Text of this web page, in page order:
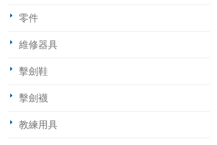
零件
維修器具
擊劍鞋
擊劍襪
教練用具